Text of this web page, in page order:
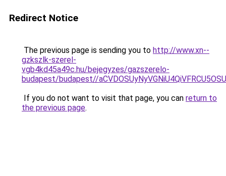
Redirect Notice
The previous page is sending you to http://www.xn--
gzkszlk-szerel-
vgb4kd45a49c.hu/bejegyzes/gazszerelo-
budapest/budapest//
If you do not want to visit that page, you can return to
the previous page.